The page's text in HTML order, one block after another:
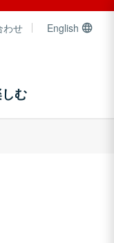
わせ English
む